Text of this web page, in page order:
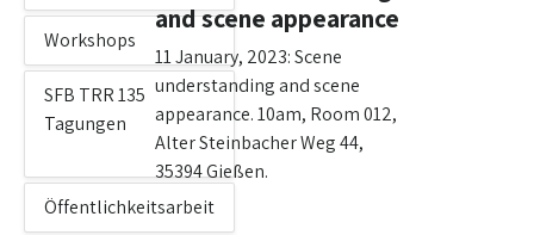
Workshops
SFB TRR 135
Tagungen
Öffentlichkeitsarbeit
and scene appearance
11 January, 2023: Scene
understanding and scene
appearance. 10am, Room 012,
Alter Steinbacher Weg 44,
35394 Gießen.